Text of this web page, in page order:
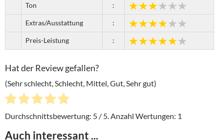
Ton :
Extras/Ausstattung :
Preis-Leistung :
Hat der Review gefallen?
(Sehr schlecht, Schlecht, Mittel, Gut, Sehr gut)
Durchschnittsbewertung: 5 / 5. Anzahl Wertungen: 1
Auch interessant ...